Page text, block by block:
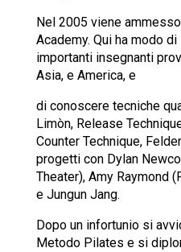
Nel 2005 viene
Academy. Qui ha modo
importanti insegnanti
Asia, e America, e
di conoscere tecniche
Limòn, Release
Counter Technique,
progetti con Dylan
Theater), Amy Raymond
e Jungun Jang.
Dopo un infortunio si
Metodo Pilates e si